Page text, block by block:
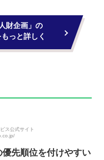
財企画」の
っと詳しく
ス公式サイト
先順位を付けやすい